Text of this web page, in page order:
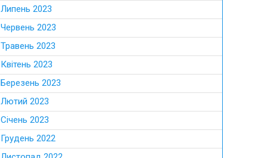
Липень 2023
Червень 2023
Травень 2023
Квітень 2023
Березень 2023
Лютий 2023
Січень 2023
Грудень 2022